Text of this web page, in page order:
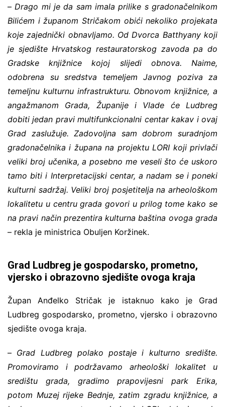
–Drago mi je da sam imala prilike s gradonačelnikom
Bilićem i županom Stričakom obići nekoliko projekata
koje zajednički obnavljamo. Od Dvorca Batthyany koji
je sjedište Hrvatskog restauratorskog zavoda pa do
Gradske knjižnice kojoj slijedi obnova. Naime,
odobrena su sredstva temeljem Javnog poziva za
temeljnu kulturnu infrastrukturu. Obnovom knjižnice, a
angažmanom Grada, Županije i Vlade će Ludbreg
dobiti jedan pravi multifunkcionalni centar kakav i ovaj
Grad zaslužuje. Zadovoljna sam dobrom suradnjom
gradonačelnika i župana na projektu LORI koji privlači
veliki broj učenika, a posebno me veseli što će uskoro
tamo biti i Interpretacijski centar, a nadam se i poneki
kulturni sadržaj. Veliki broj posjetitelja na arheološkom
lokalitetu u centru grada govori u prilog tome kako se
na pravi način prezentira kulturna baština ovoga grada
– rekla je ministrica Obuljen Koržinek.
Grad Ludbreg je gospodarsko, prometno,
vjersko i obrazovno sjedište ovoga kraja
Župan Anđelko Stričak je istaknuo kako je Grad
Ludbreg gospodarsko, prometno, vjersko i obrazovno
sjedište ovoga kraja.
– Grad Ludbreg polako postaje i kulturno središte.
Promoviramo i podržavamo arheološki lokalitet u
središtu grada, gradimo prapovijesni park Erika,
potom Muzej rijeke Bednje, zatim zgradu knjižnice, a